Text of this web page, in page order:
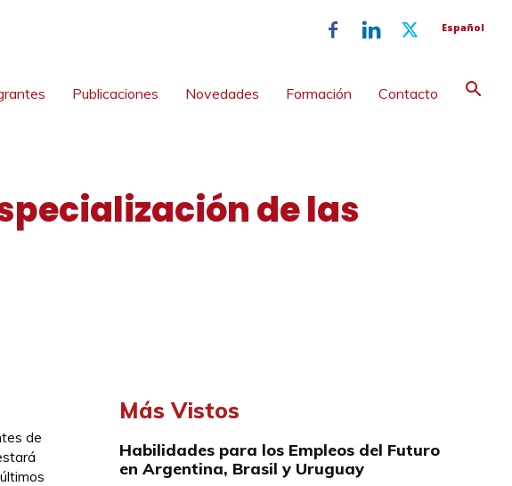
Español
Publicaciones Novedades Formación Contacto
de las
de
Más Vistos
Habilidades para los Empleos del Futuro
en Argentina, Brasil y Uruguay